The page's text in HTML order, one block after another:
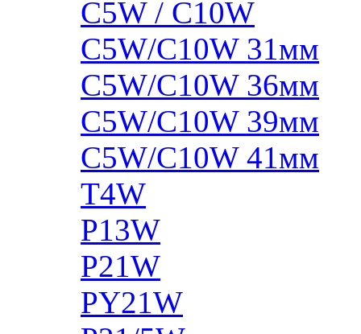
C5W / C10W
C5W/C10W 31мм
C5W/C10W 36мм
C5W/C10W 39мм
C5W/C10W 41мм
T4W
P13W
P21W
PY21W